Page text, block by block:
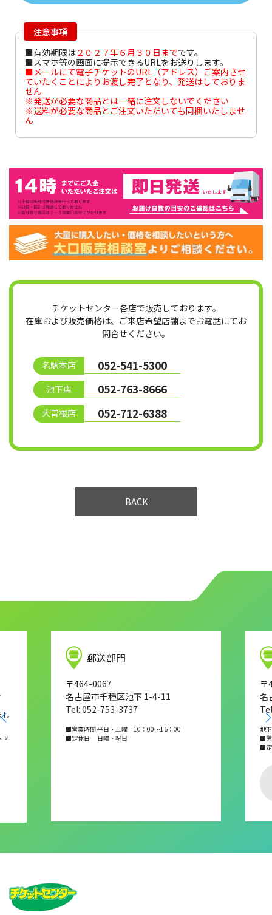
注意事項
■有効期限は２０２７年６月３０日までです。
■スマホ等の画面に提示できるURLをお送りします。
■メールにて電子チケットのURL（アドレス）ご案内させ
ていたくことによりお渡し完了となり、発送はしておりま
せん
※発送が必要な商品とは一緒に注文しないでください
※送料が必要な商品とご注文いただいても同梱いたしませ
ん
チケットセンター各店で販売しております。
在庫および販売価格は、ご来店希望店舗までお電話にてお
問合せください。
名駅本店 052-541-5300
池下店 052-763-8666
大曽根店 052-712-6388
BACK
し
す
郵送部門
〒464-0067
名古屋市千種区池下 1-4-11
Tel: 052-753-3737
■営業時間 平日・土曜 10：00～16：00
■定休日 日曜・祝日
〒
名
地
■営
■